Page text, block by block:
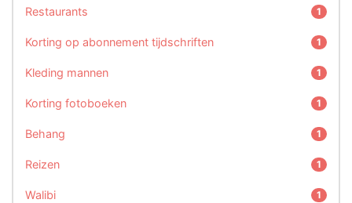
Restaurants 1
Korting op abonnement tijdschriften 1
Kleding mannen 1
Korting fotoboeken 1
Behang 1
Reizen 1
Walibi 1